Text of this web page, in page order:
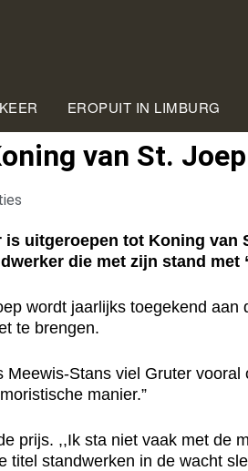
EROPUIT IN LIMBURG
van St. Joep
is uitgeroepen tot Koning
die met zijn stand
wordt jaarlijks toegekend
te brengen.
Meewis-Stans viel Gruter
manier.”
prijs. ,,Ik sta niet vaak met de
titel standwerken in de wacht